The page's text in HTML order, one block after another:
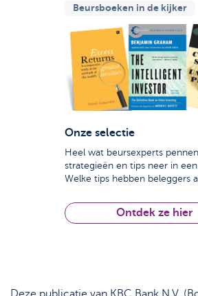
Beursboeken in de kijker
Onze selectie
Heel wat beursexperts
strategieën en tips neer in een
Welke tips hebben beleggers
Ontdek ze hier